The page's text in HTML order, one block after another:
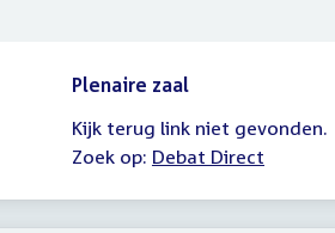
Plenaire zaal
Kijk terug link niet gevonden.
Zoek op: Debat Direct